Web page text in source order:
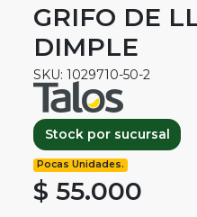
GRIFO DE
DIMPLE
SKU: 1029710-50-2
Stock por sucursal
Pocas Unidades.
$ 55.000